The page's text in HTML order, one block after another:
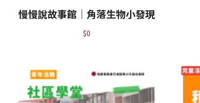
慢慢說故事館｜角落生物小發現
$0